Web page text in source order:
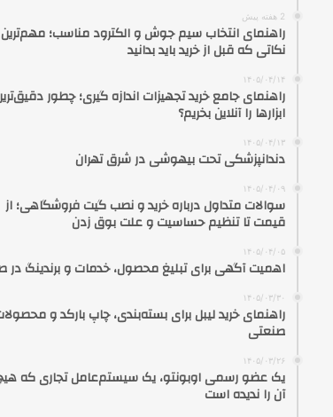
2 هفته پیش
راهنمای انتخاب سیم جوش و الکترود مناسب؛ مهم‌ترین
نکاتی که قبل از خرید باید بدانید
۱۴۰۵/۰۴/۱۴
راهنمای جامع خرید تجهیزات اندازه گیری؛ چطور
ابزارها را آنلاین بخریم؟
۱۴۰۵/۰۴/۱۳
دندانپزشکی تحت بیهوشی در شرق تهران
۱۴۰۵/۰۴/۰۹
سوالات متداول درباره خرید و نصب گیت فروشگاهی؛ از
قیمت تا تنظیم حساسیت و علت بوق زدن
۱۴۰۵/۰۴/۰۵
اهمیت آگهی برای تبلیغ محصول، خدمات و برندینگ در
۱۴۰۵/۰۳/۳۰
راهنمای خرید لیبل برای بسته‌بندی، چاپ بارکد و
صنعتی
۱۴۰۵/۰۳/۲۶
یک عضو رسمی اوبونتو، یک سیستم‌عامل تجاری که
آن را ندیده است